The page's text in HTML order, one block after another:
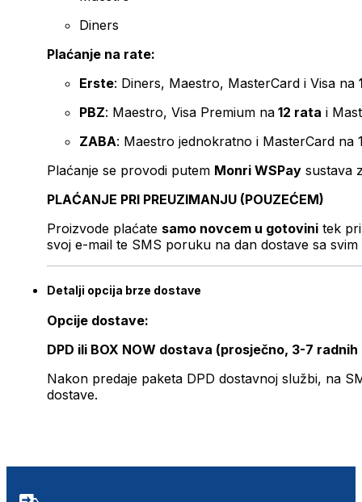
Diners
Plaćanje na rate:
Erste: Diners, Maestro, MasterCard i Visa na
PBZ: Maestro, Visa Premium na 12 rata i
ZABA: Maestro jednokratno i MasterCard na
Plaćanje se provodi putem Monri WSPay sustava
PLAĆANJE PRI PREUZIMANJU (POUZEĆEM)
Proizvode plaćate samo novcem u gotovini tek
svoj e-mail te SMS poruku na dan dostave sa svim
Detalji opcija brze dostave
Opcije dostave:
DPD ili BOX NOW dostava (prosječno, 3-7 radnih
Nakon predaje paketa DPD dostavnoj službi, na
dostave.